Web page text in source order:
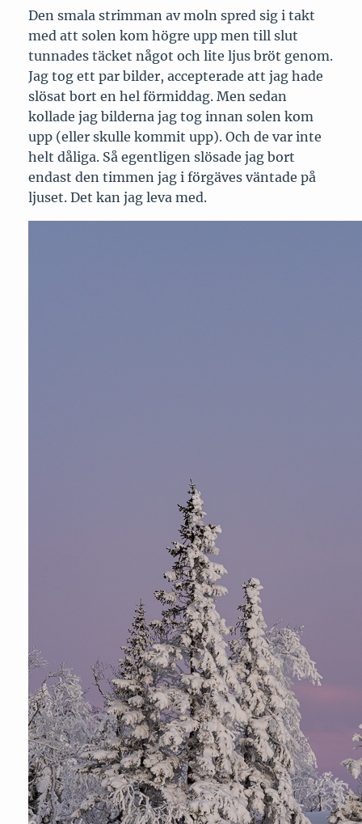
Den smala strimman av moln spred sig i takt
med att solen kom högre upp men till slut
tunnades täcket något och lite ljus bröt genom.
Jag tog ett par bilder, accepterade att jag hade
slösat bort en hel förmiddag. Men sedan
kollade jag bilderna jag tog innan solen kom
upp (eller skulle kommit upp). Och de var inte
helt dåliga. Så egentligen slösade jag bort
endast den timmen jag i förgäves väntade på
ljuset. Det kan jag leva med.